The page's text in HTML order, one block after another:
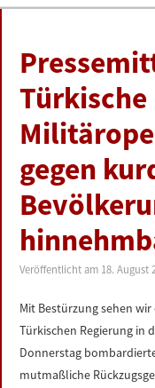
BUNDESTAG
PRESSE
ZUR PERSON
LINKS
IMPRESSUM
Türkische
gegen
Veröffentlicht am 18. August
Mit Bestürzung sehen
Türkischen Regierung in
Donnerstag
mutmaßliche